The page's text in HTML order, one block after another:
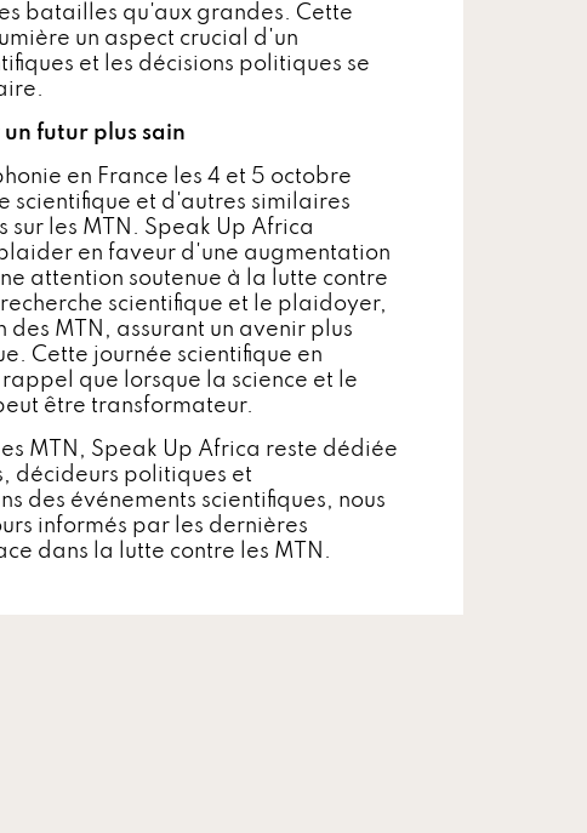
batailles qu'aux grandes. Cette
un aspect crucial d'un
et les décisions politiques se
futur plus sain
en France les 4 et 5 octobre
scientifique et d'autres similaires
les MTN. Speak Up Africa
en faveur d'une augmentation
attention soutenue à la lutte contre
scientifique et le plaidoyer,
MTN, assurant un avenir plus
Cette journée scientifique en
que lorsque la science et le
être transformateur.
MTN, Speak Up Africa reste dédiée
décideurs politiques et
des événements scientifiques, nous
informés par les dernières
dans la lutte contre les MTN.